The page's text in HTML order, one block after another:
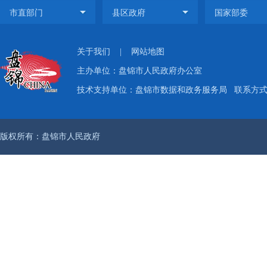
关于我们 网站地图
主办单位：盘锦市人民政府办公室
技术支持单位：盘锦市数据和政务服务局 联系方
版权所有：盘锦市人民政府